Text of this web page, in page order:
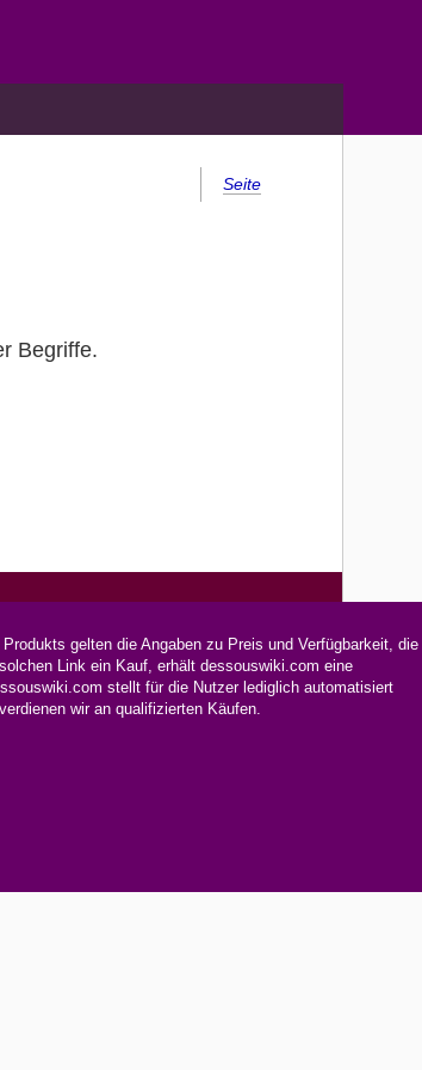
Seite
Begriffe.
gelten die Angaben zu Preis und Verfügbarkeit, die
Link ein Kauf, erhält dessouswiki.com eine
stellt für die Nutzer lediglich automatisiert
wir an qualifizierten Käufen.